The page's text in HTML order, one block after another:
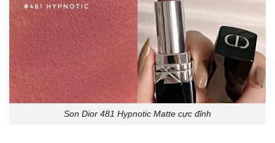
Son Dior 481 Hypnotic Matte cực đỉnh